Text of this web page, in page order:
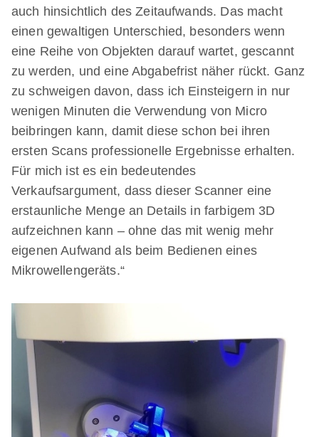
auch hinsichtlich des Zeitaufwands. Das macht
einen gewaltigen Unterschied, besonders wenn
eine Reihe von Objekten darauf wartet, gescannt
zu werden, und eine Abgabefrist näher rückt. Ganz
zu schweigen davon, dass ich Einsteigern in nur
wenigen Minuten die Verwendung von Micro
beibringen kann, damit diese schon bei ihren
ersten Scans professionelle Ergebnisse erhalten.
Für mich ist es ein bedeutendes
Verkaufsargument, dass dieser Scanner eine
erstaunliche Menge an Details in farbigem 3D
aufzeichnen kann – ohne das mit wenig mehr
eigenen Aufwand als beim Bedienen eines
Mikrowellengeräts.“